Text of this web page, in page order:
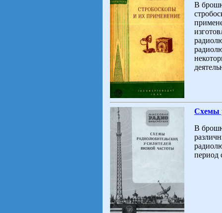
В
Схемы
В
период